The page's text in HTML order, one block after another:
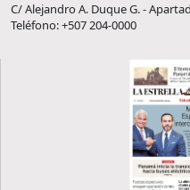
C/ Alejandro A. Duque G. -
Teléfono: +507 204-0000